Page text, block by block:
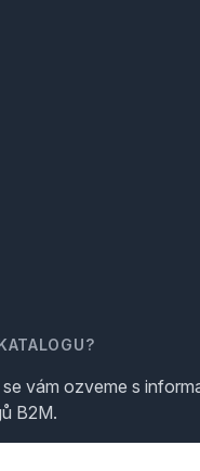
vám ozveme s
B2M.